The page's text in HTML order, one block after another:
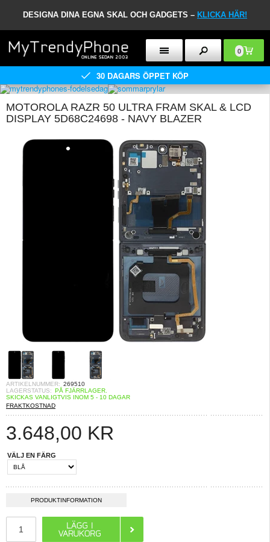
DESIGNA DINA EGNA SKAL OCH GADGETS – KLICKA HÄR!
0
30 DAGARS ÖPPET KÖP
MOTOROLA RAZR 50 ULTRA FRAM SKAL & LCD
DISPLAY 5D68C24698 - NAVY BLAZER
ARTIKELNUMMER: 269510
LAGERSTATUS: PÅ FJÄRRLAGER.
SKICKAS VANLIGTVIS INOM 5 - 10 DAGAR
FRAKTKOSTNAD
3.648,00 KR
VÄLJ EN FÄRG
PRODUKTINFORMATION